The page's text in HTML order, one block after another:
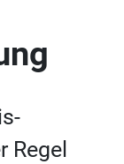
Regel